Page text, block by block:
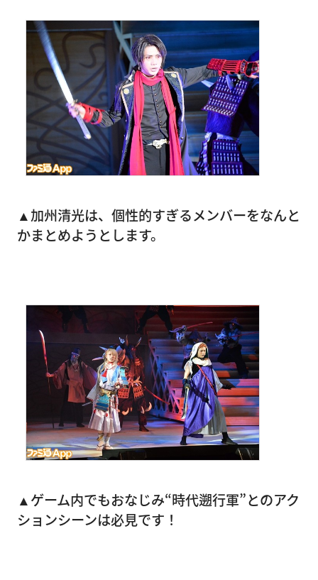
▲加州清光は、個性的すぎるメンバーをなんと
かまとめようとします。
▲ゲーム内でもおなじみ“時代遡行軍”とのアク
ションシーンは必見です！